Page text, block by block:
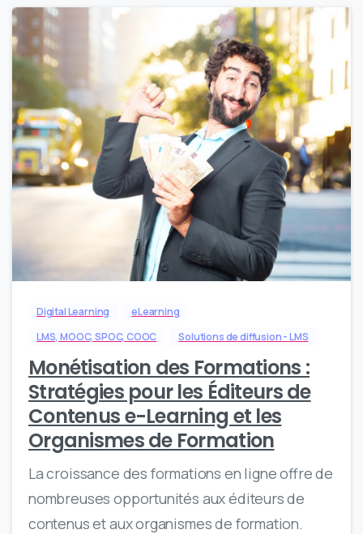
0
Digital Learning
eLearning
LMS, MOOC, SPOC, COOC
Solutions de diffusion - LMS
Monétisation des Formations :
Stratégies pour les Éditeurs de
Contenus e-Learning et les
Organismes de Formation
La croissance des formations en ligne offre de
nombreuses opportunités aux éditeurs de
contenus et aux organismes de formation.